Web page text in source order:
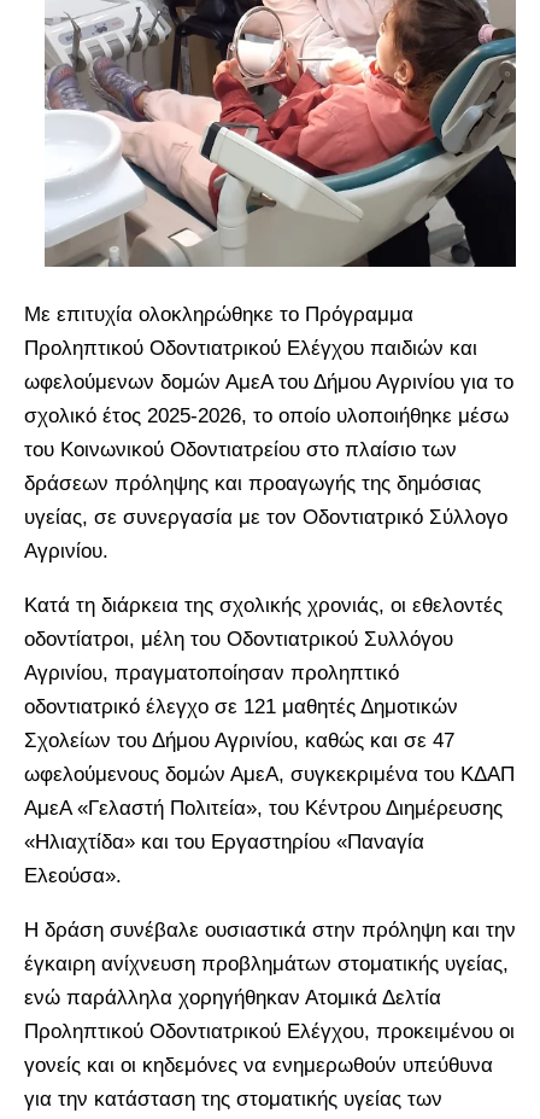
Με επιτυχία ολοκληρώθηκε το Πρόγραμμα
Προληπτικού Οδοντιατρικού Ελέγχου παιδιών και
ωφελούμενων δομών ΑμεΑ του Δήμου Αγρινίου για το
σχολικό έτος 2025-2026, το οποίο υλοποιήθηκε μέσω
του Κοινωνικού Οδοντιατρείου στο πλαίσιο των
δράσεων πρόληψης και προαγωγής της δημόσιας
υγείας, σε συνεργασία με τον Οδοντιατρικό Σύλλογο
Αγρινίου.
Κατά τη διάρκεια της σχολικής χρονιάς, οι εθελοντές
οδοντίατροι, μέλη του Οδοντιατρικού Συλλόγου
Αγρινίου, πραγματοποίησαν προληπτικό
οδοντιατρικό έλεγχο σε 121 μαθητές Δημοτικών
Σχολείων του Δήμου Αγρινίου, καθώς και σε 47
ωφελούμενους δομών ΑμεΑ, συγκεκριμένα του ΚΔΑΠ
ΑμεΑ «Γελαστή Πολιτεία», του Κέντρου Διημέρευσης
«Ηλιαχτίδα» και του Εργαστηρίου «Παναγία
Ελεούσα».
Η δράση συνέβαλε ουσιαστικά στην πρόληψη και την
έγκαιρη ανίχνευση προβλημάτων στοματικής υγείας,
ενώ παράλληλα χορηγήθηκαν Ατομικά Δελτία
Προληπτικού Οδοντιατρικού Ελέγχου, προκειμένου οι
γονείς και οι κηδεμόνες να ενημερωθούν υπεύθυνα
για την κατάσταση της στοματικής υγείας των